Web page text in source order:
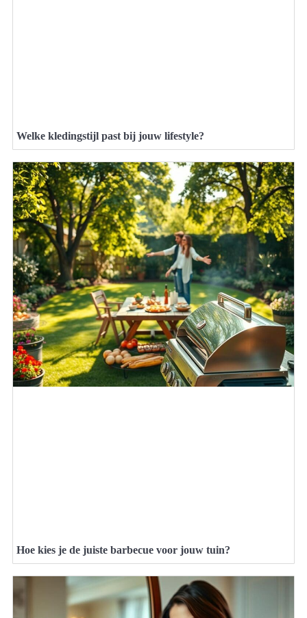
Welke kledingstijl past bij jouw lifestyle?
Hoe kies je de juiste barbecue voor jouw tuin?